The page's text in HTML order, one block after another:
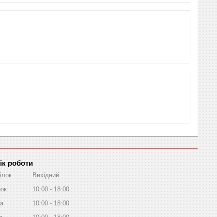
роботи
Вихідний
10:00
18:00
10:00
18:00